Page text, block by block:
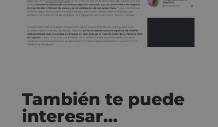
También te puede
interesar…